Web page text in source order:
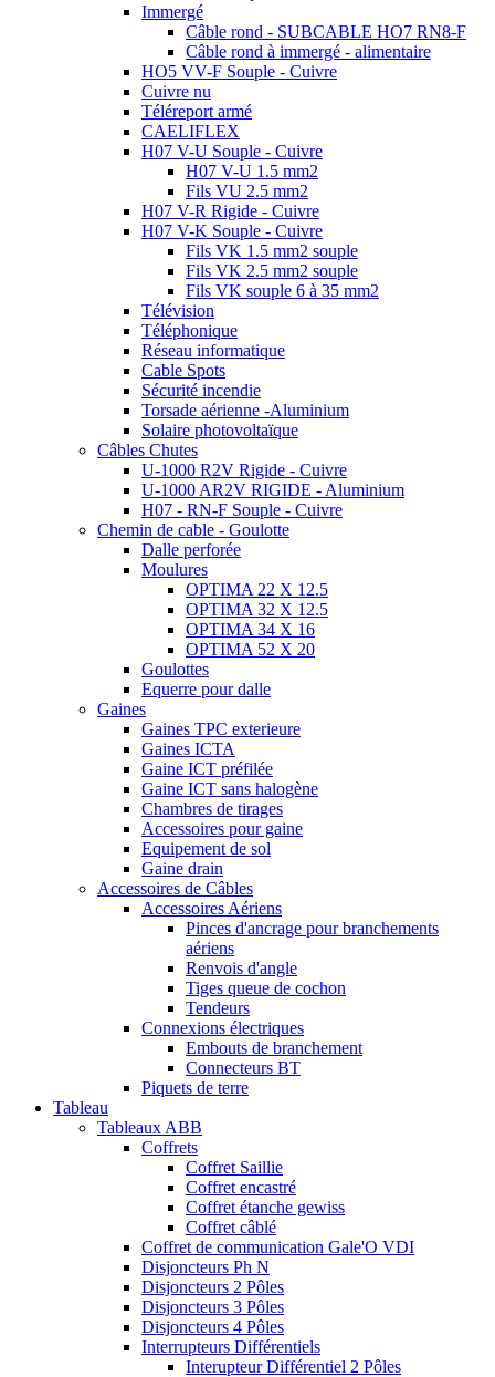
Immergé
Câble rond - SUBCABLE HO7 RN8-F
Câble rond à immergé - alimentaire
HO5 VV-F Souple - Cuivre
Cuivre nu
Téléreport armé
CAELIFLEX
H07 V-U Souple - Cuivre
H07 V-U 1.5 mm2
Fils VU 2.5 mm2
H07 V-R Rigide - Cuivre
H07 V-K Souple - Cuivre
Fils VK 1.5 mm2 souple
Fils VK 2.5 mm2 souple
Fils VK souple 6 à 35 mm2
Télévision
Téléphonique
Réseau informatique
Cable Spots
Sécurité incendie
Torsade aérienne -Aluminium
Solaire photovoltaïque
Câbles Chutes
U-1000 R2V Rigide - Cuivre
U-1000 AR2V RIGIDE - Aluminium
H07 - RN-F Souple - Cuivre
Chemin de cable - Goulotte
Dalle perforée
Moulures
OPTIMA 22 X 12.5
OPTIMA 32 X 12.5
OPTIMA 34 X 16
OPTIMA 52 X 20
Goulottes
Equerre pour dalle
Gaines
Gaines TPC exterieure
Gaines ICTA
Gaine ICT préfilée
Gaine ICT sans halogène
Chambres de tirages
Accessoires pour gaine
Equipement de sol
Gaine drain
Accessoires de Câbles
Accessoires Aériens
Pinces d'ancrage pour branchements
aériens
Renvois d'angle
Tiges queue de cochon
Tendeurs
Connexions électriques
Embouts de branchement
Connecteurs BT
Piquets de terre
Tableau
Tableaux ABB
Coffrets
Coffret Saillie
Coffret encastré
Coffret étanche gewiss
Coffret câblé
Coffret de communication Gale'O VDI
Disjoncteurs Ph N
Disjoncteurs 2 Pôles
Disjoncteurs 3 Pôles
Disjoncteurs 4 Pôles
Interrupteurs Différentiels
Interupteur Différentiel 2 Pôles